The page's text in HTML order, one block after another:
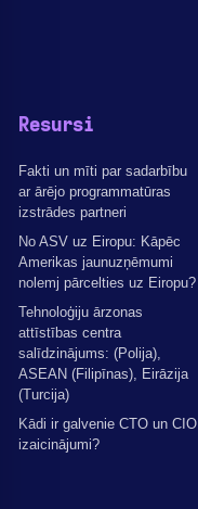
Resursi
Fakti un mīti par sadarbību
ar ārējo programmatūras
izstrādes partneri
No ASV uz Eiropu: Kāpēc
Amerikas jaunuzņēmumi
nolemj pārcelties uz Eiropu?
Tehnoloģiju ārzonas
attīstības centra
salīdzinājums: (Polija),
ASEAN (Filipīnas), Eirāzija
(Turcija)
Kādi ir galvenie CTO un CIO
izaicinājumi?